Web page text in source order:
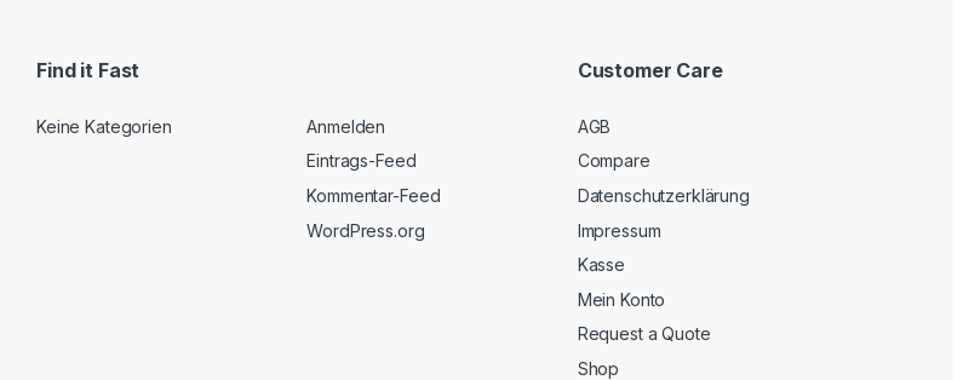
Find it Fast
Keine Kategorien
Anmelden
Eintrags-Feed
Kommentar-Feed
WordPress.org
Customer Care
AGB
Compare
Datenschutzerklärung
Impressum
Kasse
Mein Konto
Request a Quote
Shop